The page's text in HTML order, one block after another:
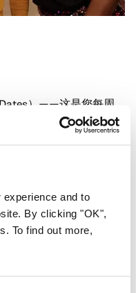
and to
By clicking "OK",
To find out more,
）——这是您每周
化与社群氛围。您可以
）主厨掌勺的Town
那里将呈现快闪表演、